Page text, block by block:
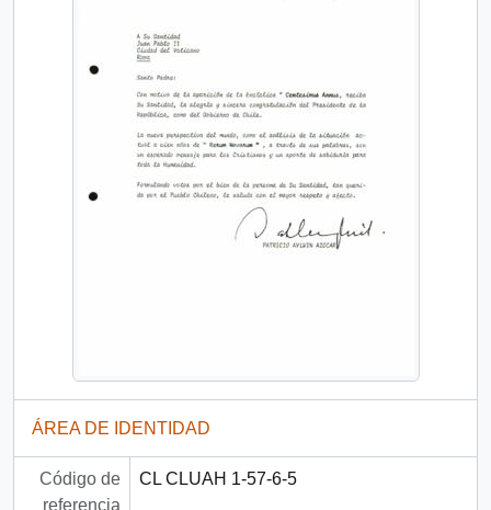
ÁREA DE IDENTIDAD
Código de
referencia
CL CLUAH 1-57-6-5